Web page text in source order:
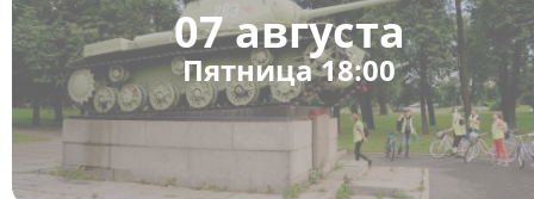
07 августа
Пятница 18:00